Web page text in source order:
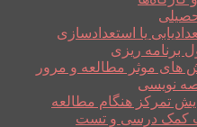
یا استعدادسازی
برنامه ریزی
های موثر مطالعه و مرور
نویسی
تمرکز هنگام مطالعه
کمک درسی و تست